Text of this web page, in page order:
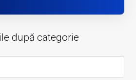
după categorie